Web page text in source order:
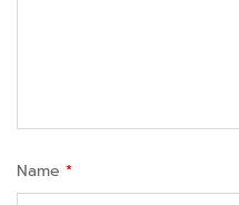
Name *